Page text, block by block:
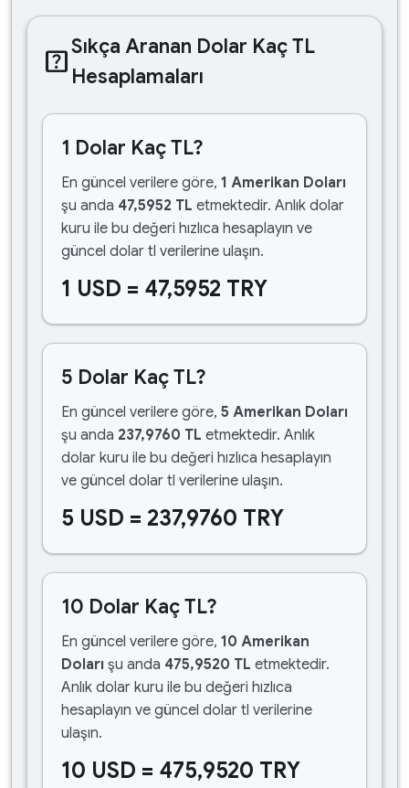
help_centerSıkça Aranan Dolar Kaç TL
Hesaplamaları
1 Dolar Kaç TL?
En güncel verilere göre, 1 Amerikan Doları
şu anda 47,5952 TL etmektedir. Anlık dolar
kuru ile bu değeri hızlıca hesaplayın ve
güncel dolar tl verilerine ulaşın.
1 USD = 47,5952 TRY
5 Dolar Kaç TL?
En güncel verilere göre, 5 Amerikan Doları
şu anda 237,9760 TL etmektedir. Anlık
dolar kuru ile bu değeri hızlıca hesaplayın
ve güncel dolar tl verilerine ulaşın.
5 USD = 237,9760 TRY
10 Dolar Kaç TL?
En güncel verilere göre, 10 Amerikan
Doları şu anda 475,9520 TL etmektedir.
Anlık dolar kuru ile bu değeri hızlıca
hesaplayın ve güncel dolar tl verilerine
ulaşın.
10 USD = 475,9520 TRY